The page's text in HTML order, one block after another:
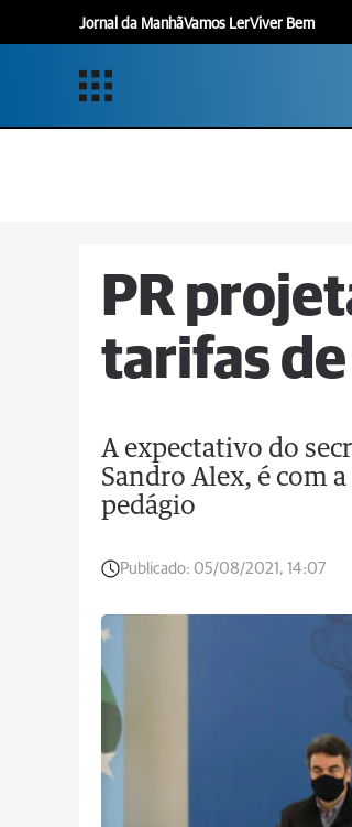
Jornal da ManhãVamos LerViver Bem
PR
tarifas
A expectativo do
Sandro Alex, é com
pedágio
Publicado: 05/08/2021, 14:07